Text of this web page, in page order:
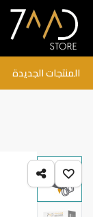
المنتجات الجديدة